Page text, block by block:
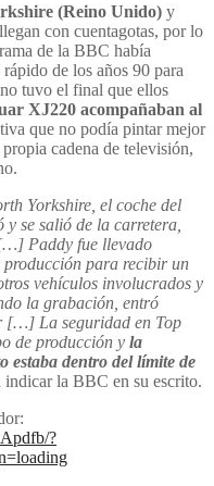
(Reino Unido) y
con cuentagotas, por lo
de la BBC había
de los años 90 para
tuvo el final que ellos
XJ220 acompañaban al
que no podía pintar mejor
cadena de televisión,
Yorkshire, el coche del
se salió de la carretera,
Paddy fue llevado
producción para recibir un
vehículos involucrados y
la grabación, entró
[…] La seguridad en Top
de producción y la
estaba dentro del límite de
indicar la BBC en su escrito.
?